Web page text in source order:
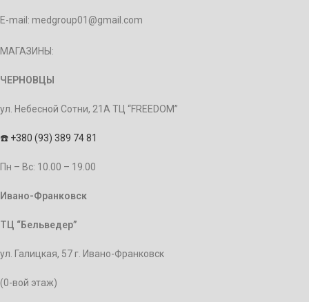
E-mail: medgroup01@gmail.com
МАГАЗИНЫ:
ЧЕРНОВЦЫ
ул. Небесной Сотни, 21А ТЦ “FREEDOM”
☎️ +380 (93) 389 74 81
Пн – Bc: 10.00 – 19.00
Ивано-Франковск
ТЦ “Бельведер”
ул. Галицкая, 57 г. Ивано-Франковск
(0-вой этаж)